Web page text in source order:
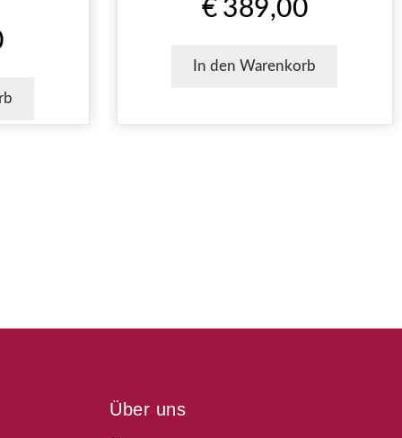
€ 389,00
In den Warenkorb
Über uns